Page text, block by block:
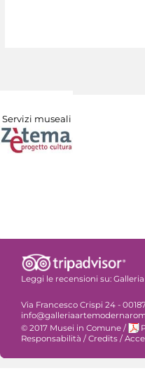
Servizi museali
Leggi le recensioni su:
Via Francesco Crispi 24 -
© 2017 Musei in Comune /
Responsabilità /Credits /